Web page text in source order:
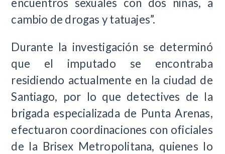
encuentros sexuales con dos niñas, a
cambio de drogas y tatuajes”.
Durante la investigación se determinó
que el imputado se encontraba
residiendo actualmente en la ciudad de
Santiago, por lo que detectives de la
brigada especializada de Punta Arenas,
efectuaron coordinaciones con oficiales
de la Brisex Metropolitana, quienes lo